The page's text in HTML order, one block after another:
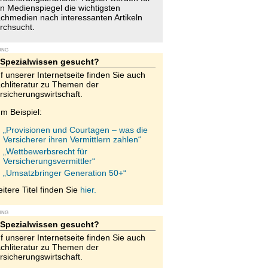
Medienspiegel die wichtigsten
nach interessanten Artikeln
Spezialwissen gesucht?
unserer Internetseite finden Sie auch
zu Themen der
Beispiel:
„Provisionen und Courtagen – was die
Versicherer ihren Vermittlern zahlen“
„Wettbewerbsrecht für
Versicherungsvermittler“
„Umsatzbringer Generation 50+“
Titel finden Sie hier.
Spezialwissen gesucht?
unserer Internetseite finden Sie auch
zu Themen der